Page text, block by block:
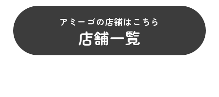
アミーゴの店舗はこちら
店舗一覧